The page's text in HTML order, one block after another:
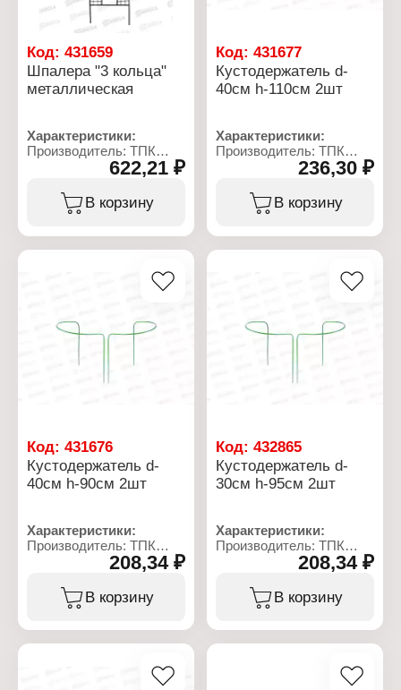
Код: 431659
Шпалера "3 кольца"
металлическая
Характеристики:
Производитель: ТПК
Тип товара: Шпалера
Модель: "3 кольца"
Назначение: садовая
Диаметр трубы: 10 мм
порошковое
окрашивание
622,21 ₽
В корзину
Код:431677
Кустодержатель d-
40см h-110см 2шт
Характеристики:
Производитель: ТПК
Кустодержатель
Диаметр: 40 см
236,30 ₽
В корзину
Код: 431676
Кустодержатель d-
40см h-90см 2шт
Характеристики:
Производитель: ТПК
Кустодержатель
Диаметр: 40 см
208,34 ₽
В корзину
Код:432865
Кустодержатель d-
30см h-95см 2шт
Характеристики:
Производитель: ТПК
Кустодержатель
Диаметр: 30 см
208,34 ₽
В корзину